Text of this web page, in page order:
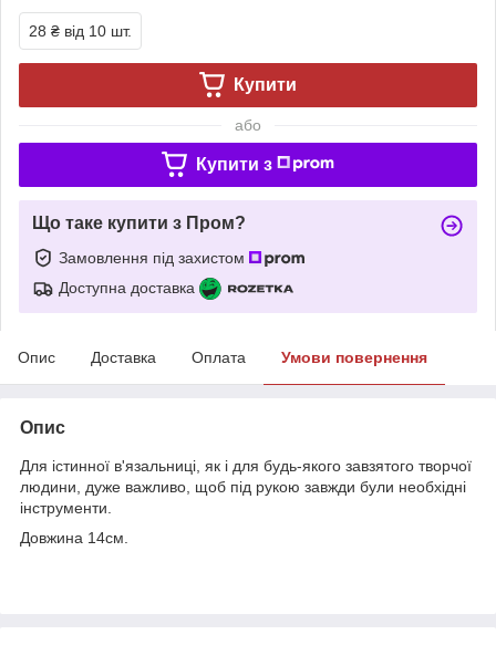
28 ₴ від 10 шт.
Купити
або
Купити з
Що таке купити з Пром?
Замовлення під захистом
Доступна доставка
Опис Доставка Оплата Умови повернення
Опис
Для істинної в'язальниці, як і для будь-якого завзятого творчої
людини, дуже важливо, щоб під рукою завжди були необхідні
інструменти.
Довжина 14см.